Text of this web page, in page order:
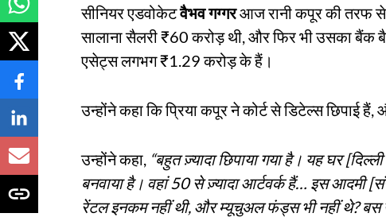
सीनियर एडवोकेटवैभव गग्गरआज रानी कपूर की तरफ
सालाना सैलरी ₹60 करोड़ थी, और फिर भी उसका बैंक
एसेट्स लगभग ₹1.29 करोड़ के हैं।
उन्होंने कहा कि प्रिया कपूर ने कोर्ट से डिटेल्स छिपाई
उन्होंने कहा, “बहुत ज़्यादा छिपाया गया है। यह घर
बनवाया है। वहां 50 से ज़्यादा आर्टवर्क हैं… इस आदमी
रेंटल इनकम नहीं थी, और म्यूचुअल फंड्स भी नहीं थे?